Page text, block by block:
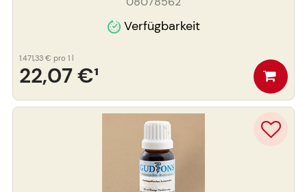
Verfügbarkeit
22,07 €¹
1.471,33 € pro 1 l